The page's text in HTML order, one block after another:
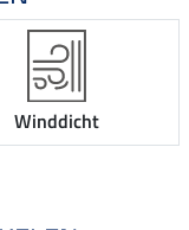
Winddicht